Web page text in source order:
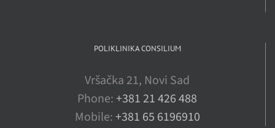
POLIKLINIKA CONSILIUM
Vršačka 21, Novi Sad
Phone:+381 21 426 488
Mobile:+381 65 6196910